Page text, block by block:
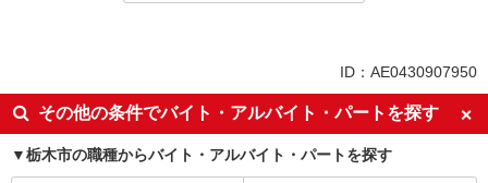
履歴書不要
職場見学OKまたは説明会あり
フリーター歓迎
学歴不問
ブランクOK
日払い
ID：AE0430907950
その他の条件でバイト・アルバイト・パートを探す
栃木市の職種からバイト・アルバイト・パートを探す